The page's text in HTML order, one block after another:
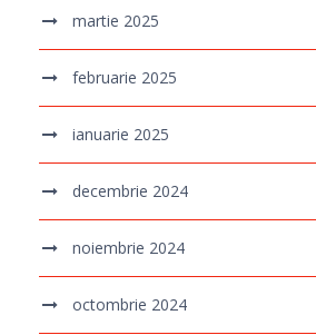
martie 2025
februarie 2025
ianuarie 2025
decembrie 2024
noiembrie 2024
octombrie 2024